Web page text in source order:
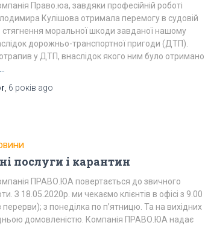
Право.юа, завдяки професійній роботі
Кулішова отримала перемогу в судовій
стягнення моральної шкоди завданої нашому
дорожньо-транспортної пригоди (ДТП).
у ДТП, внаслідок якого ним було отримано
6 років ago
послуги і карантин
ПРАВО.ЮА повертається до звичного
З 18.05.2020р. ми чекаємо клієнтів в офісі з 9.00
з понеділка по п’ятницю. Та на вихідних
домовленістю. Компанія ПРАВО.ЮА надає